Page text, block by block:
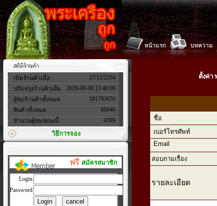
หน้าแรก บทความ
เปิดร้านค้าเมื่อ
27/12/2554
ปรับปรุงร้านค้าเมื่อ
2026-08-08 13:40:00
ผู้ชมร้านค้าทั้งหมด
181793670
สินค้าทั้งหมด
88646
จำนวนผู้ชมขณะนี้
4589
วิธีการจอง
ฟรี สมัครสมาชิก
Login
Password
ตั้งค่า
ชื่อ
เบอร์โทรศัพท์
Email
สอบถามเรื่อง
รายละเอียด